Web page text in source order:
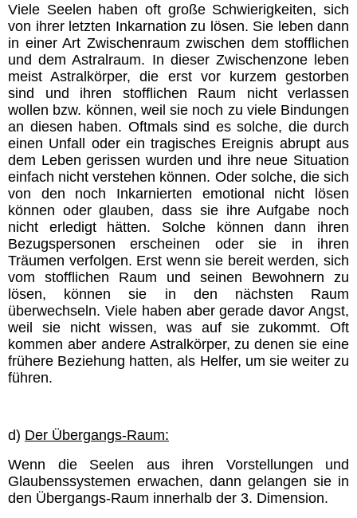
Viele Seelen haben oft große Schwierigkeiten, sich
von ihrer letzten Inkarnation zu lösen. Sie leben dann
in einer Art Zwischenraum zwischen dem stofflichen
und dem Astralraum. In dieser Zwischenzone leben
meist Astralkörper, die erst vor kurzem gestorben
sind und ihren stofflichen Raum nicht verlassen
wollen bzw. können, weil sie noch zu viele Bindungen
an diesen haben. Oftmals sind es solche, die durch
einen Unfall oder ein tragisches Ereignis abrupt aus
dem Leben gerissen wurden und ihre neue Situation
einfach nicht verstehen können. Oder solche, die sich
von den noch Inkarnierten emotional nicht lösen
können oder glauben, dass sie ihre Aufgabe noch
nicht erledigt hätten. Solche können dann ihren
Bezugspersonen erscheinen oder sie in ihren
Träumen verfolgen. Erst wenn sie bereit werden, sich
vom stofflichen Raum und seinen Bewohnern zu
lösen, können sie in den nächsten Raum
überwechseln. Viele haben aber gerade davor Angst,
weil sie nicht wissen, was auf sie zukommt. Oft
kommen aber andere Astralkörper, zu denen sie eine
frühere Beziehung hatten, als Helfer, um sie weiter zu
führen.
d) Der Übergangs-Raum:
Wenn die Seelen aus ihren Vorstellungen und
Glaubenssystemen erwachen, dann gelangen sie in
den Übergangs-Raum innerhalb der 3. Dimension.